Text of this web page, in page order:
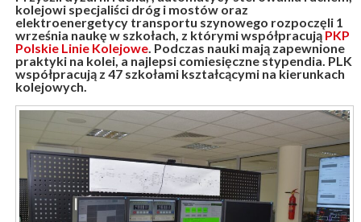
kolejowi specjaliści dróg i mostów oraz
elektroenergetycy transportu szynowego rozpoczęli 1
września naukę w szkołach, z którymi współpracują PKP
Polskie Linie Kolejowe. Podczas nauki mają zapewnione
praktyki na kolei, a najlepsi comiesięczne stypendia. PLK
współpracują z 47 szkołami kształcącymi na kierunkach
kolejowych.